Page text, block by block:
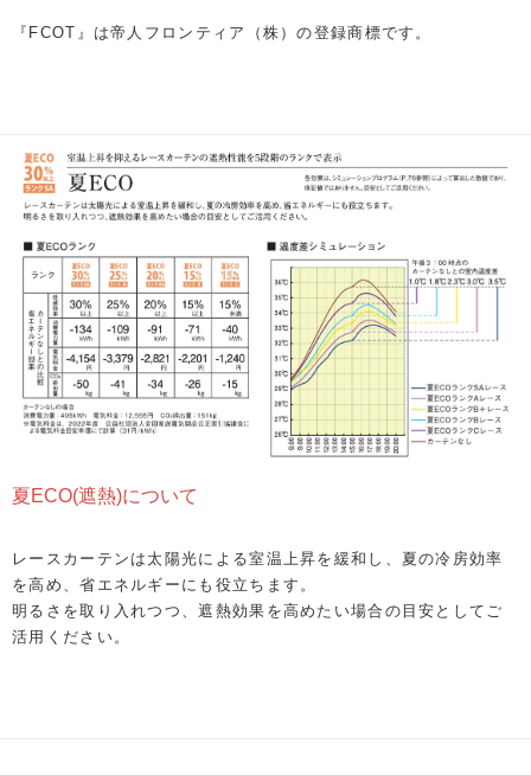
『FCOT』は帝人フロンティア（株）の登録商標です。
夏ECO(遮熱)について
レースカーテンは太陽光による室温上昇を緩和し、夏の冷房効率
を高め、省エネルギーにも役立ちます。
明るさを取り入れつつ、遮熱効果を高めたい場合の目安としてご
活用ください。